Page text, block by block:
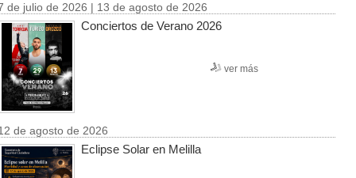
de julio de 2026 | 13 de agosto de 2026
Conciertos de Verano 2026
ver más
de agosto de 2026
Eclipse Solar en Melilla